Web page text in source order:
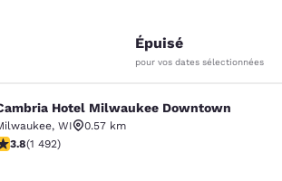
Épuisé
pour vos dates sélectionnées
Milwaukee
Hotel Milwaukee Downtown
, WI
0.57 km
étoiles. Bien. 1492 commentaires
3.8(1 492)